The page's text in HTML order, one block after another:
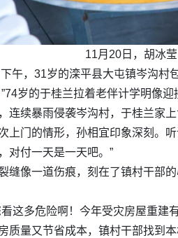
11月20日，胡冰
午，31岁的滦平县大屯镇岑沟村
”74岁的于桂兰拉着老伴计学明像
连续暴雨侵袭岑沟村，于桂兰家
上门的情形，孙相宜印象深刻。
对付一天是一天吧。”
缝像一道伤痕，刻在了镇村干部
看这多危险啊！今年受灾房屋重建
质量又节省成本，镇村干部找到